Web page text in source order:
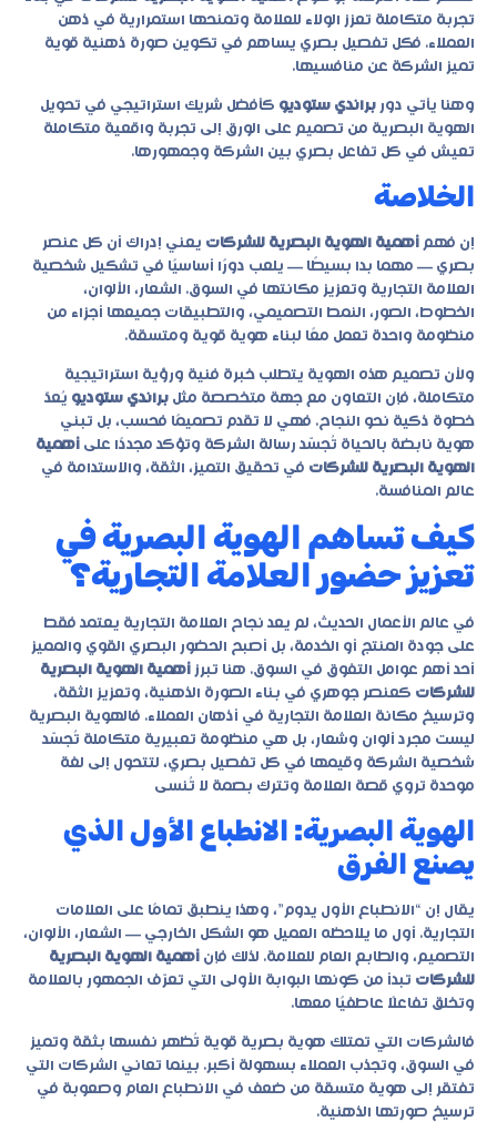
تجربة متكاملة تعزز الولاء للعلامة وتمنحها استمرارية في ذهن
العملاء. فكل تفصيل بصري يساهم في تكوين صورة ذهنية قوية
تميز الشركة عن منافسيها.
وهنا يأتي دور براندي ستوديو كأفضل شريك استراتيجي في تحويل
الهوية البصرية من تصميم على الورق إلى تجربة واقعية متكاملة
تعيش في كل تفاعل بصري بين الشركة وجمهورها.
الخلاصة
إن فهم أهمية الهوية البصرية للشركات يعني إدراك أن كل عنصر
بصري — مهما بدا بسيطًا — يلعب دورًا أساسيًا في تشكيل شخصية
العلامة التجارية وتعزيز مكانتها في السوق. الشعار، الألوان،
الخطوط، الصور، النمط التصميمي، والتطبيقات جميعها أجزاء من
منظومة واحدة تعمل معًا لبناء هوية قوية ومتسقة.
ولأن تصميم هذه الهوية يتطلب خبرة فنية ورؤية استراتيجية
متكاملة، فإن التعاون مع جهة متخصصة مثل براندي ستوديو يُعدّ
خطوة ذكية نحو النجاح. فهي لا تقدم تصميمًا فحسب، بل تبني
هوية نابضة بالحياة تُجسّد رسالة الشركة وتؤكد مجددًا على أهمية
الهوية البصرية للشركات في تحقيق التميز، الثقة، والاستدامة في
عالم المنافسة.
كيف تساهم الهوية البصرية في
تعزيز حضور العلامة التجارية؟
في عالم الأعمال الحديث، لم يعد نجاح العلامة التجارية يعتمد فقط
على جودة المنتج أو الخدمة، بل أصبح الحضور البصري القوي والمميز
أحد أهم عوامل التفوق في السوق. هنا تبرز أهمية الهوية البصرية
للشركات كعنصر جوهري في بناء الصورة الذهنية، وتعزيز الثقة،
وترسيخ مكانة العلامة التجارية في أذهان العملاء. فالهوية البصرية
ليست مجرد ألوان وشعار، بل هي منظومة تعبيرية متكاملة تُجسّد
شخصية الشركة وقيمها في كل تفصيل بصري، لتتحول إلى لغة
موحدة تروي قصة العلامة وتترك بصمة لا تُنسى
الهوية البصرية: الانطباع الأول الذي
يصنع الفرق
يقال إن “الانطباع الأول يدوم”، وهذا ينطبق تمامًا على العلامات
التجارية. أول ما يلاحظه العميل هو الشكل الخارجي — الشعار، الألوان،
التصميم، والطابع العام للعلامة. لذلك فإن أهمية الهوية البصرية
للشركات تبدأ من كونها البوابة الأولى التي تعرّف الجمهور بالعلامة
وتخلق تفاعلًا عاطفيًا معها.
فالشركات التي تمتلك هوية بصرية قوية تُظهر نفسها بثقة وتميز
في السوق، وتجذب العملاء بسهولة أكبر. بينما تعاني الشركات التي
تفتقر إلى هوية متسقة من ضعف في الانطباع العام وصعوبة في
ترسيخ صورتها الذهنية.